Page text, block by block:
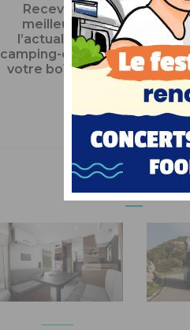
Recevez le
meilleur de
l’actualité du
camping-car dans
votre boîte mail
et
en
VOUS AIMEREZ